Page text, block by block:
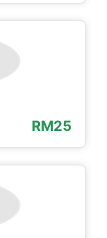
RM25